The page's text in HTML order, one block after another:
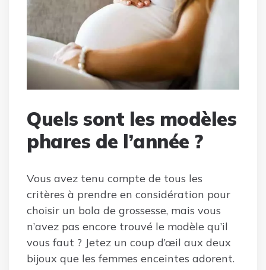
Quels sont les modèles
phares de l’année ?
Vous avez tenu compte de tous les
critères à prendre en considération pour
choisir un bola de grossesse, mais vous
n’avez pas encore trouvé le modèle qu’il
vous faut ? Jetez un coup d’œil aux deux
bijoux que les femmes enceintes adorent.